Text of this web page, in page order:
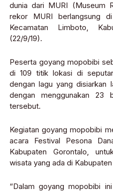
dunia dari MURI (Museum
rekor MURI berlangsung
Kecamatan Limboto,
(22/9/19).
Peserta goyang mopobibi
di 109 titik lokasi di
dengan lagu yang disiarkan
dengan menggunakan 23
tersebut.
Kegiatan goyang mopobibi
acara Festival Pesona
Kabupaten Gorontalo,
wisata yang ada di
“Dalam goyang mopobibi